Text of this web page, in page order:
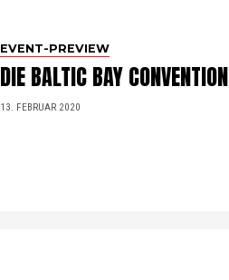
EVENT-PREVIEW
DIE BALTIC BAY
13. FEBRUAR 2020